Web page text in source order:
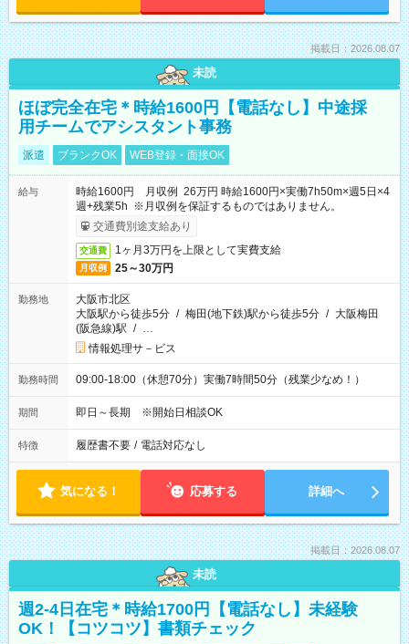
掲載日：2026.08.07
未読
ほぼ完全在宅＊時給1600円【電話なし】中途採
用チームでアシスタント事務
派遣 ブランクOK WEB登録・面接OK
給与
時給1600円 月収例 26万円 時給1600円×実働7h50m×週5日×4
週+残業5h ※月収例を保証するものではありません。
交通費別途支給あり
交通費 1ヶ月3万円を上限として実費支給
月収例 25～30万円
勤務地
大阪市北区
大阪駅から徒歩5分 / 梅田(地下鉄)駅から徒歩5分 / 大阪梅田
(阪急線)駅 / …
情報処理サ－ビス
勤務時間 09:00-18:00（休憩70分）実働7時間50分（残業少なめ！）
期間 即日～長期 ※開始日相談OK
特徴 履歴書不要 / 電話対応なし
気になる！ 応募する 詳細へ
掲載日：2026.08.07
未読
週2-4日在宅＊時給1700円【電話なし】未経験
OK！【コツコツ】書類チェック